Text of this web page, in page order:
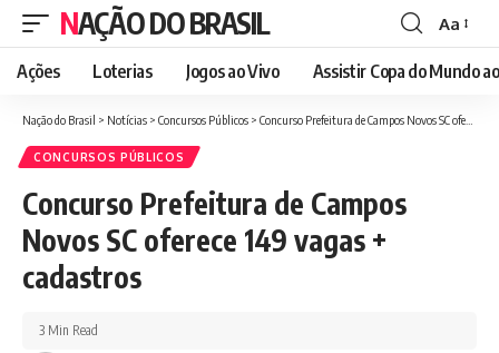
NAÇÃO DO BRASIL
Font
Resizer
Aa
Ações Loterias Jogos ao Vivo Assistir Copa do Mundo
Nação do Brasil > Notícias > Concursos Públicos > Concurso Prefeitura de Campos Novos SC oferece 149 vagas + cadastros
CONCURSOS PÚBLICOS
Concurso Prefeitura de Campos
Novos SC oferece 149 vagas +
cadastros
3 Min Read